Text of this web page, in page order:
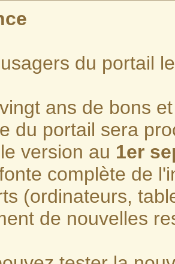
du portail
ans de bons
du portail sera
version au 1er
complète de
(ordinateurs,
de nouvelles